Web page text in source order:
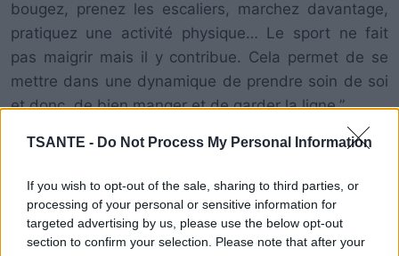
TSANTE - Do Not Process My Personal Information
If you wish to opt-out of the sale, sharing to third parties, or
processing of your personal or sensitive information for
targeted advertising by us, please use the below opt-out
section to confirm your selection. Please note that after your
bougez, prenez les escaliers, marchez davantage,
pratiquez une activité physique… Le sport ne fait
pas maigrir mais il y contribue. Cela permet de se
mettre dans une dynamique de prendre soin de soi
et donc, de bien manger et de garder la ligne.”
personnes mangent sans vraiment s’écouter et pour
respecter un rythme précis. Il est pourtant important
de ressentir la faim pour s’alimenter. Ne mangez pas